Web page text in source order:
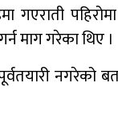
माग गरेका थिए ।
नगरेको